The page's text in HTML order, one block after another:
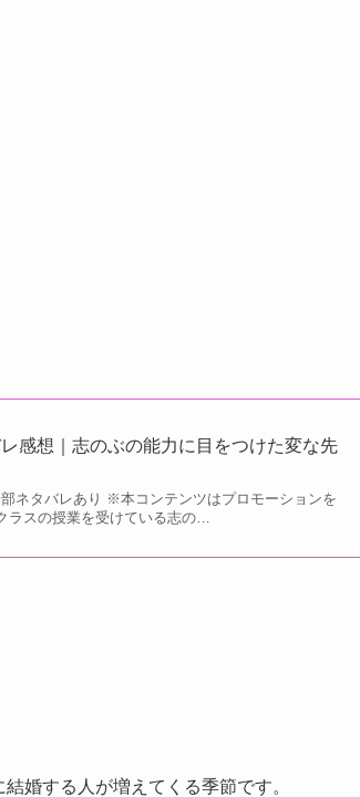
感想｜志のぶの能力に目をつけた変な先
ネタバレあり ※本コンテンツはプロモーションを
ラスの授業を受けている志の…
婚する人が増えてくる季節です。